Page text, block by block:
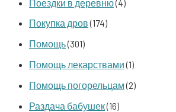
Поездки в деревню(4)
Покупка дров(174)
Помощь(301)
Помощь лекарствами(1)
Помощь погорельцам(2)
Раздача бабушек(16)